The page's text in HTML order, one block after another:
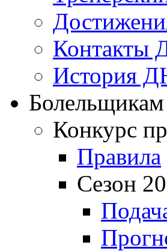
История
Болельщикам
Конкурс
Правила
Сезон